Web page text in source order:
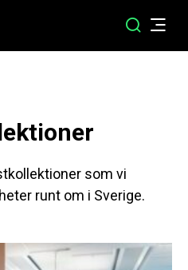
som vi
runt om i Sverige.